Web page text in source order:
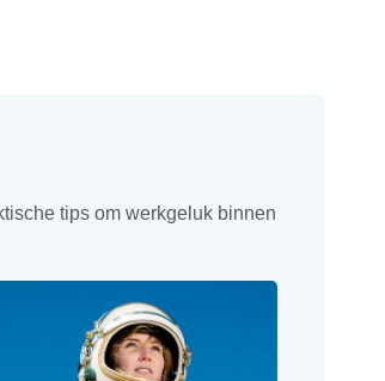
tips om werkgeluk binnen